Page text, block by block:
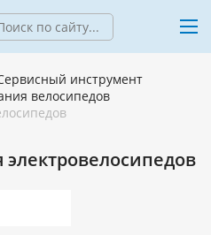
инструмент
велосипедов